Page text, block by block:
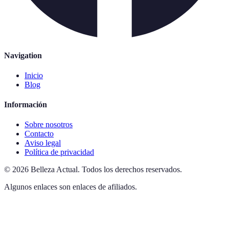
Navigation
Inicio
Blog
Información
Sobre nosotros
Contacto
Aviso legal
Política de privacidad
© 2026 Belleza Actual. Todos los derechos reservados.
Algunos enlaces son enlaces de afiliados.